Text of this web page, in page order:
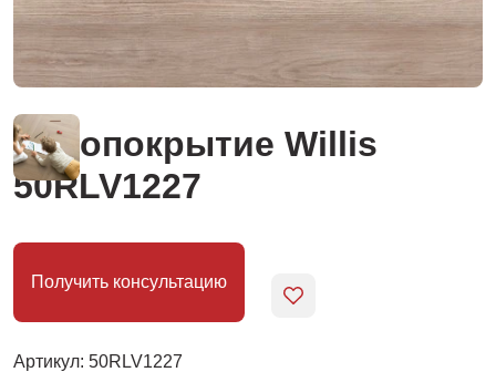
Нанопокрытие Willis
50RLV1227
Получить консультацию
Артикул: 50RLV1227